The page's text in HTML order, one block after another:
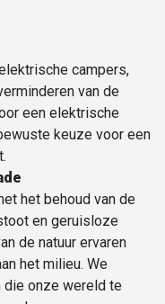
campers,
van de
een elektrische
keuze voor een
het behoud van de
en geruisloze
de natuur ervaren
het milieu. We
die onze wereld te